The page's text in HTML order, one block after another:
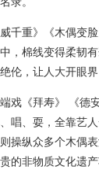
千重》《木偶变
，棉线变得柔韧
伦，让人大开眼
戏《拜寿》 《德
唱、耍，全靠艺
操纵众多个木偶
的非物质文化遗